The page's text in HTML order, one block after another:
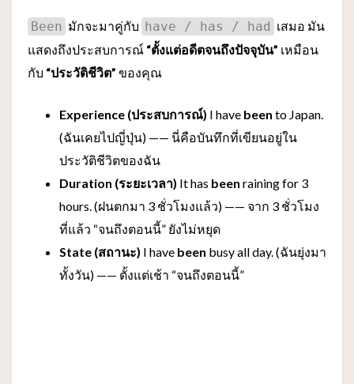
Been มักจะมาคู่กับ have / has / had เสมอ มัน
แสดงถึงประสบการณ์ “ตั้งแต่อดีตจนถึงปัจจุบัน” เหมือน
กับ “ประวัติชีวิต” ของคุณ
Experience (ประสบการณ์) I have been to Japan.
(ฉันเคยไปญี่ปุ่น) —— นี่คือบันทึกที่เขียนอยู่ใน
ประวัติชีวิตของฉัน
Duration (ระยะเวลา) It has been raining for 3
hours. (ฝนตกมา 3 ชั่วโมงแล้ว) —— จาก 3 ชั่วโมง
ที่แล้ว “จนถึงตอนนี้” ยังไม่หยุด
State (สถานะ) I have been busy all day. (ฉันยุ่งมา
ทั้งวัน) —— ตั้งแต่เช้า “จนถึงตอนนี้”